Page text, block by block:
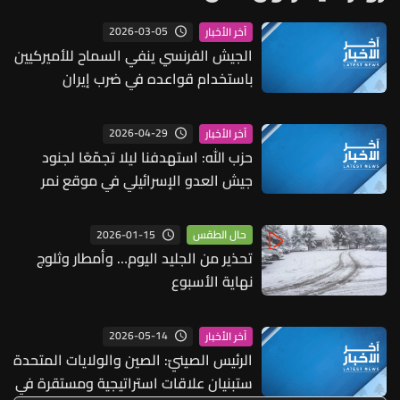
آخر الأخبار 2026-03-05
الجيش الفرنسي ينفي السماح للأميركيين
باستخدام قواعده في ضرب إيران
آخر الأخبار 2026-04-29
حزب الله: استهدفنا ليلا تجمّعًا لجنود
جيش العدو الإسرائيلي في موقع نمر
الانقضاضية وحقّقنا إصابة مؤكدة
حال الطقس 2026-01-15
تحذير من الجليد اليوم… وأمطار وثلوج
نهاية الأسبوع
آخر الأخبار 2026-05-14
الرئيس الصينيّ: الصين والولايات المتحدة
ستبنيان علاقات استراتيجية ومستقرة في